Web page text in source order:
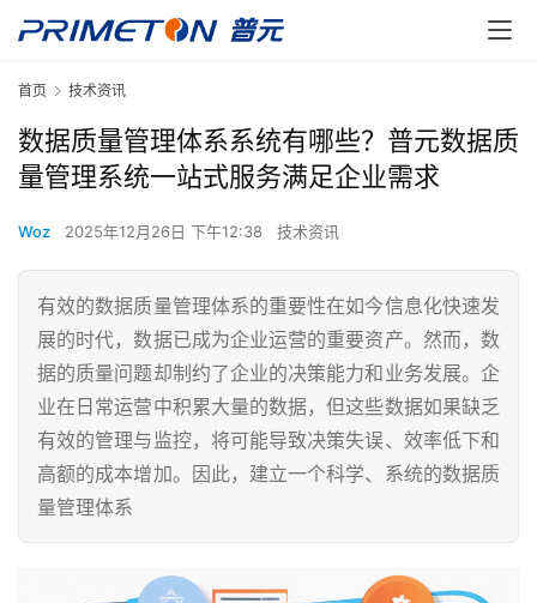
首页 技术资讯
数据质量管理体系系统有哪些？普元数据质
量管理系统一站式服务满足企业需求
Woz 2025年12月26日 下午12:38 技术资讯
有效的数据质量管理体系的重要性在如今信息化快速发
展的时代，数据已成为企业运营的重要资产。然而，数
据的质量问题却制约了企业的决策能力和业务发展。企
业在日常运营中积累大量的数据，但这些数据如果缺乏
有效的管理与监控，将可能导致决策失误、效率低下和
高额的成本增加。因此，建立一个科学、系统的数据质
量管理体系